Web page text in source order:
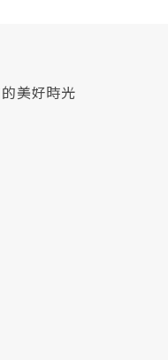
美好時光